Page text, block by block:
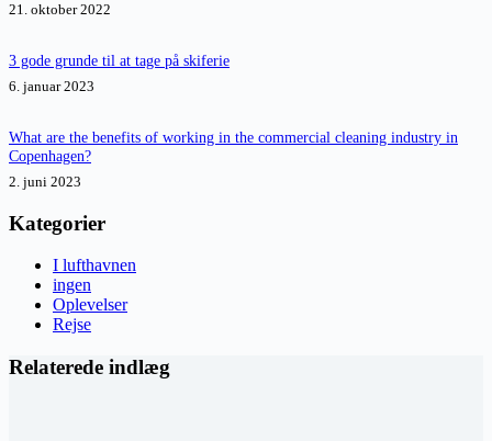
21. oktober 2022
3 gode grunde til at tage på skiferie
6. januar 2023
What are the benefits of working in the commercial cleaning industry in
Copenhagen?
2. juni 2023
Kategorier
I lufthavnen
ingen
Oplevelser
Rejse
Relaterede indlæg